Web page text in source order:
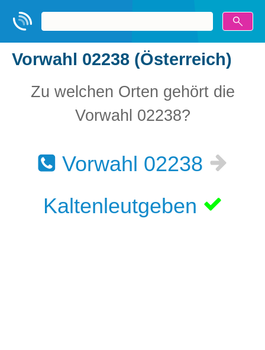
Vorwahl 02238 (Österreich)
Zu welchen Orten gehört die
Vorwahl 02238?
Vorwahl 02238
Kaltenleutgeben